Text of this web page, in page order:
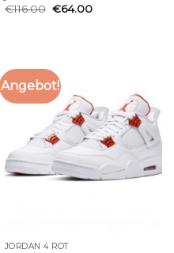
€116.00 €64.00
Angebot!
JORDAN 4 ROT